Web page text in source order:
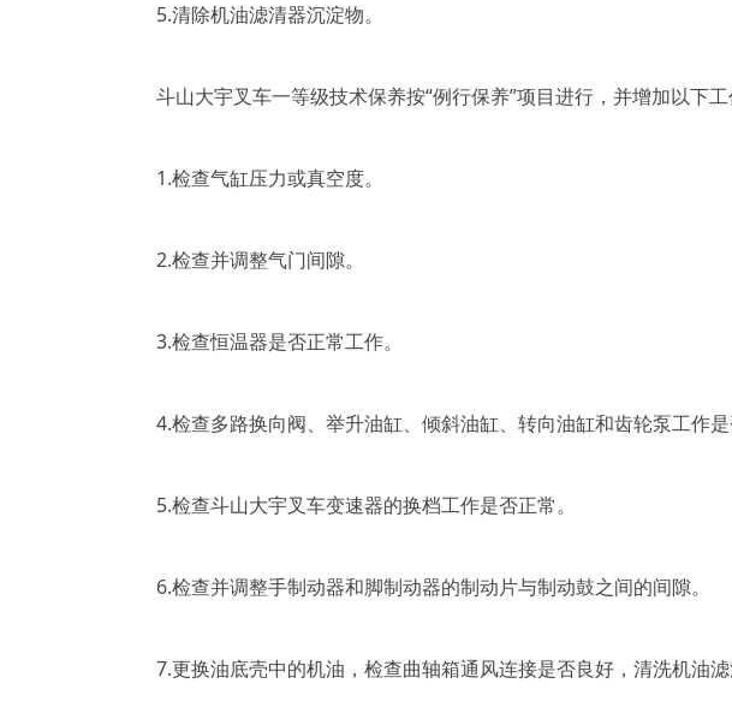
5.清除机油滤清器沉淀物。
斗山大宇叉车一等级技术保养按“例行保养”项目进行，并增加以下工
1.检查气缸压力或真空度。
2.检查并调整气门间隙。
3.检查恒温器是否正常工作。
4.检查多路换向阀、举升油缸、倾斜油缸、转向油缸和齿轮泵工作是
5.检查斗山大宇叉车变速器的换档工作是否正常。
6.检查并调整手制动器和脚制动器的制动片与制动鼓之间的间隙。
7.更换油底壳中的机油，检查曲轴箱通风连接是否良好，清洗机油滤